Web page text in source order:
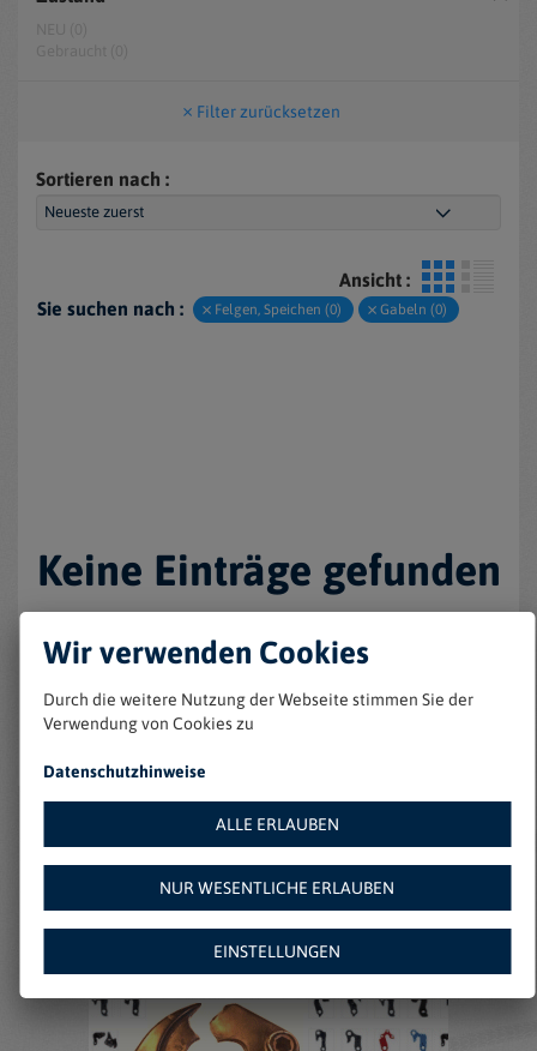
Filter zurücksetzen
Sortieren nach :
Ansicht :
Sie suchen nach :
Felgen, Speichen (0) Gabeln (0)
Keine Einträge gefunden
Weitere Angebote auf
Amazon:
Wir verwenden Cookies
Durch die weitere Nutzung der Webseite stimmen Sie der
Verwendung von Cookies zu
Datenschutzhinweise
ALLE ERLAUBEN
NUR WESENTLICHE ERLAUBEN
EINSTELLUNGEN